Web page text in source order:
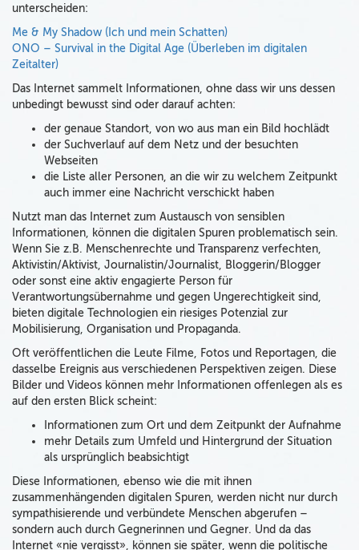
unterscheiden:
Me & My Shadow (Ich und mein Schatten)
ONO – Survival in the Digital Age (Überleben im digitalen
Zeitalter)
Das Internet sammelt Informationen, ohne dass wir uns dessen
unbedingt bewusst sind oder darauf achten:
der genaue Standort, von wo aus man ein Bild hochlädt
der Suchverlauf auf dem Netz und der besuchten
Webseiten
die Liste aller Personen, an die wir zu welchem Zeitpunkt
auch immer eine Nachricht verschickt haben
Nutzt man das Internet zum Austausch von sensiblen
Informationen, können die digitalen Spuren problematisch sein.
Wenn Sie z.B. Menschenrechte und Transparenz verfechten,
Aktivistin/Aktivist, Journalistin/Journalist, Bloggerin/Blogger
oder sonst eine aktiv engagierte Person für
Verantwortungsübernahme und gegen Ungerechtigkeit sind,
bieten digitale Technologien ein riesiges Potenzial zur
Mobilisierung, Organisation und Propaganda.
Oft veröffentlichen die Leute Filme, Fotos und Reportagen, die
dasselbe Ereignis aus verschiedenen Perspektiven zeigen. Diese
Bilder und Videos können mehr Informationen offenlegen als es
auf den ersten Blick scheint:
Informationen zum Ort und dem Zeitpunkt der Aufnahme
mehr Details zum Umfeld und Hintergrund der Situation
als ursprünglich beabsichtigt
Diese Informationen, ebenso wie die mit ihnen
zusammenhängenden digitalen Spuren, werden nicht nur durch
sympathisierende und verbündete Menschen abgerufen –
sondern auch durch Gegnerinnen und Gegner. Und da das
Internet «nie vergisst», können sie später, wenn die politische